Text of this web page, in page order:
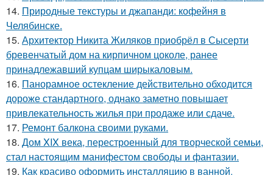
14. Природные текстуры и джапанди: кофейня в
Челябинске.
15. Архитектор Никита Жиляков приобрёл в Сысерти
бревенчатый дом на кирпичном цоколе, ранее
принадлежавший купцам ширыкаловым.
16. Панорамное остекление действительно обходится
дороже стандартного, однако заметно повышает
привлекательность жилья при продаже или сдаче.
17. Ремонт балкона своими руками.
18. Дом XIX века, перестроенный для творческой семьи,
стал настоящим манифестом свободы и фантазии.
19. Как красиво оформить инсталляцию в ванной.